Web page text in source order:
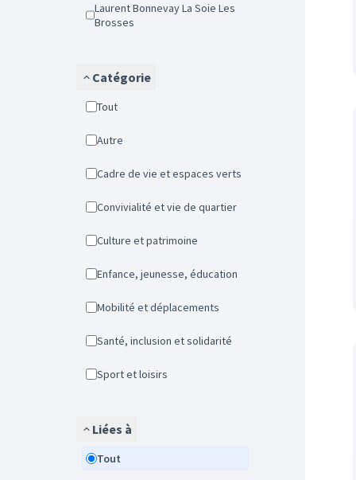
Laurent Bonnevay La Soie Les
Brosses
Catégorie
Tout
Autre
Cadre de vie et espaces verts
Convivialité et vie de quartier
Culture et patrimoine
Enfance, jeunesse, éducation
Mobilité et déplacements
Santé, inclusion et solidarité
Sport et loisirs
Liées à
Tout